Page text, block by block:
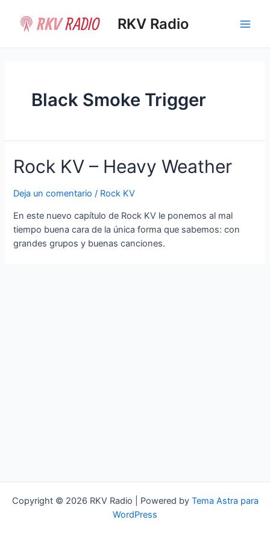
contenido
RKV Radio
Black Smoke Trigger
Rock KV – Heavy Weather
Deja un comentario / Rock KV
En este nuevo capítulo de Rock KV le ponemos al mal
tiempo buena cara de la única forma que sabemos: con
grandes grupos y buenas canciones.
Copyright © 2026 RKV Radio | Powered by Tema Astra para
WordPress